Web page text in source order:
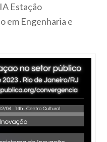
Estação
em Engenharia e